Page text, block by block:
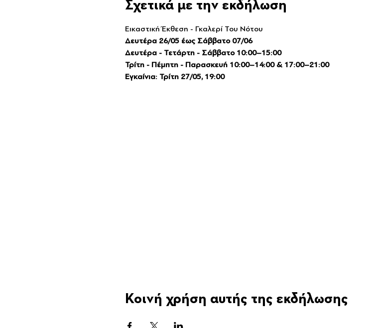
Σχετικά με την εκδήλωση
Εικαστική Έκθεση - Γκαλερί Του Νότου
Δευτέρα 26/05 έως Σάββατο 07/06
Δευτέρα - Τετάρτη - Σάββατο 10:00–15:00
Τρίτη - Πέμπτη - Παρασκευή 10:00–14:00 & 17:00–21:00
Εγκαίνια: Τρίτη 27/05, 19:00
Κοινή χρήση αυτής της εκδήλωσης